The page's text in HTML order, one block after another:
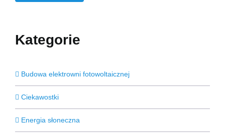
Kategorie
Budowa elektrowni fotowoltaicznej
Ciekawostki
Energia słoneczna